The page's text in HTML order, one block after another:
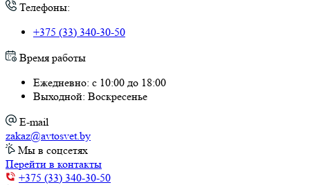
Телефоны:
+375 (33) 340-30-50
Время работы
Ежедневно: с 10:00 до 18:00
Выходной: Воскресенье
E-mail
zakaz@avtosvet.by
Мы в соцсетях
Перейти в контакты
+375 (33) 340-30-50